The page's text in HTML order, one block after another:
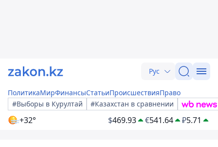
Рус
ПолитикаМирФинансыСтатьиПроисшествияПраво
#Выборы в Курултай
#Казахстан в сравнении
+32° $469.93 €541.64 ₽5.71